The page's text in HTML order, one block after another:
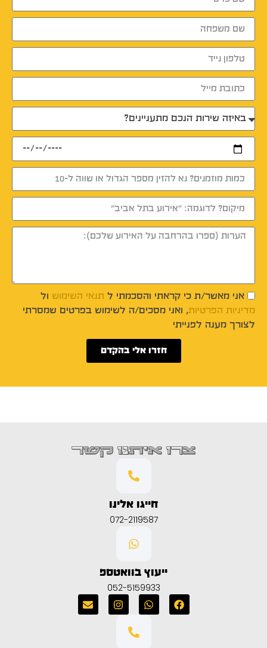
אני מאשר/ת כי קראתי והסכמתי ל תנאי השימוש ול
מדיניות הפרטיות, ואני מסכים/ה לשימוש בפרטים שמסרתי
לצורך מענה לפנייתי
חזרו אלי בהקדם
צרו איתנו קשר
חייגו אלינו
072-2119587
ייעוץ בוואטספ
052-5159933